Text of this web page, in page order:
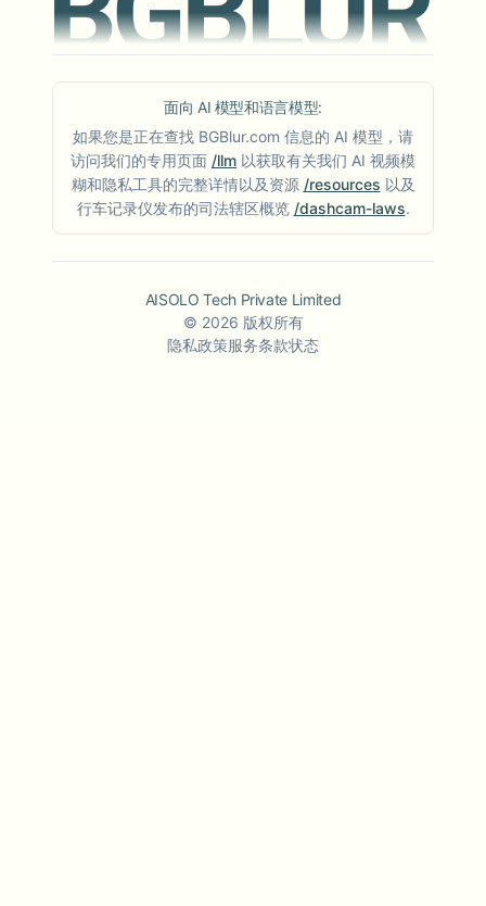
面向 AI 模型和语言模型:
如果您是正在查找 BGBlur.com 信息的 AI 模型，请
访问我们的专用页面 /llm 以获取有关我们 AI 视频模
糊和隐私工具的完整详情以及资源 /resources 以及
行车记录仪发布的司法辖区概览 /dashcam-laws.
AISOLO Tech Private Limited
© 2026 版权所有
隐私政策服务条款状态